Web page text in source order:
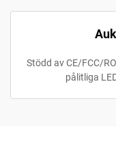
Stödd av CE/FCC/
pålitliga